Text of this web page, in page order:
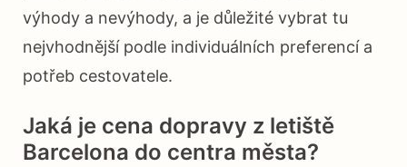
výhody a nevýhody, a je důležité vybrat tu
nejvhodnější podle individuálních preferencí a
potřeb cestovatele.
Jaká je cena dopravy z letiště
Barcelona do centra města?